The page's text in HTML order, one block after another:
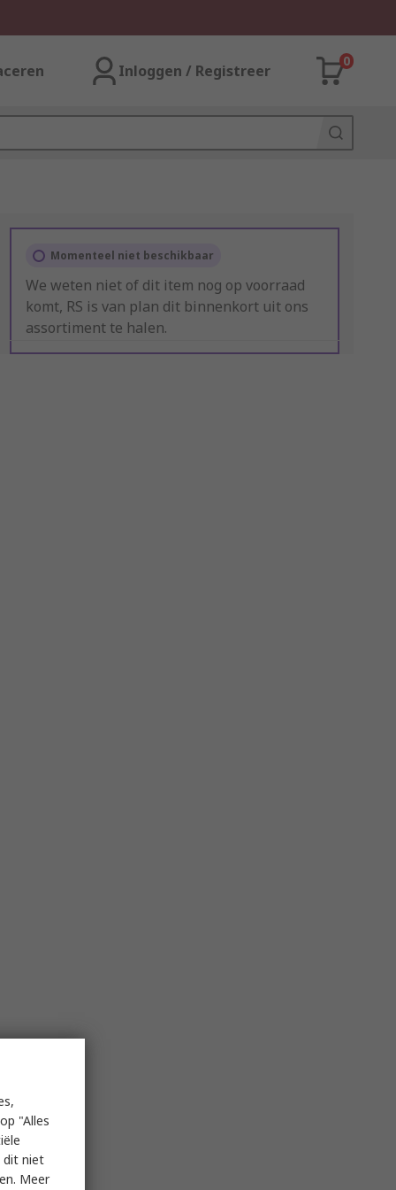
Inloggen / Registreer
0
Momenteel niet beschikbaar
We weten niet of dit item nog op voorraad
komt, RS is van plan dit binnenkort uit ons
assortiment te halen.
"Alles
dit niet
Meer